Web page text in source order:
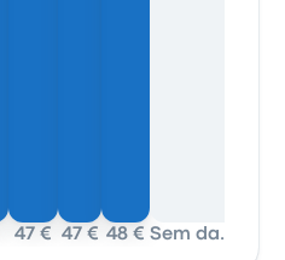
47 € 47 € 48 € Sem dados